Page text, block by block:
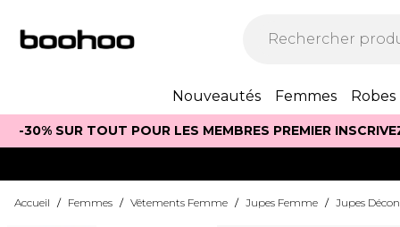
Nouveautés Femmes Robes
-30% SUR TOUT POUR LES MEMBRES PREMIER
Accueil / Femmes / Vêtements Femme / Jupes Femme / Jupes